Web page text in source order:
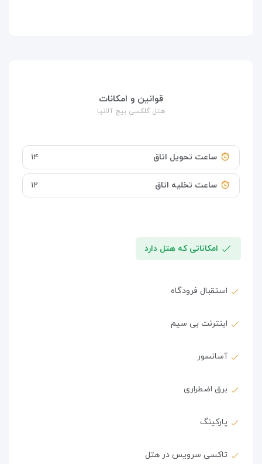
قوانین و امکانات
هتل گلکسی بیچ آلانیا
ساعت تحویل اتاق ۱۴
ساعت تخلیه اتاق ۱۲
امکاناتی که هتل دارد
استقبال فرودگاه
اینترنت بی سیم
آسانسور
برق اضطراری
پارکینگ
تاکسی سرویس در هتل